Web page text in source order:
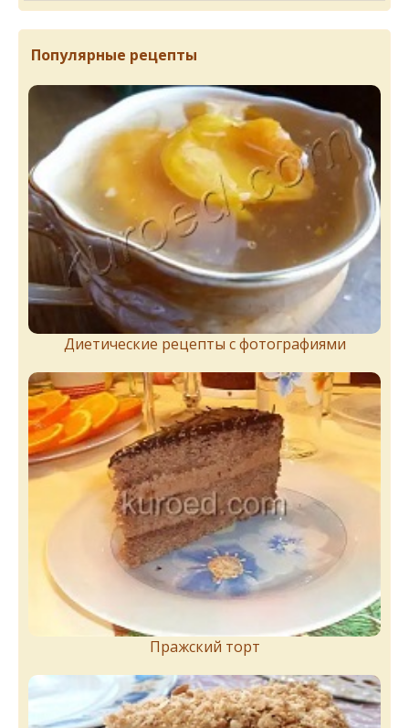
Популярные рецепты
Диетические рецепты с фотографиями
Пражский торт